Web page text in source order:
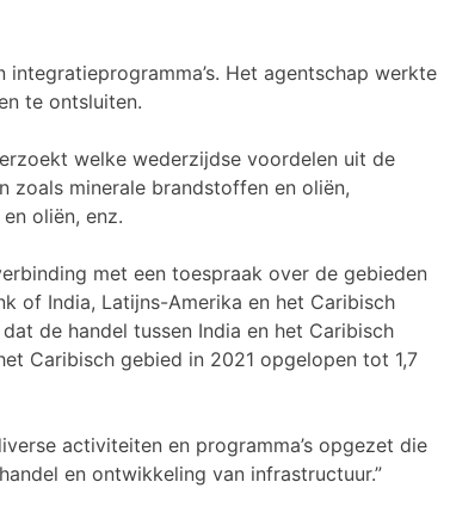
Het agentschap werkte
te ontsluiten.
welke wederzijdse voordelen uit de
zoals minerale brandstoffen en oliën,
oliën, enz.
met een toespraak over de gebieden
of India, Latijns-Amerika en het Caribisch
de handel tussen India en het Caribisch
Caribisch gebied in 2021 opgelopen tot 1,7
activiteiten en programma’s opgezet die
en ontwikkeling van infrastructuur.”